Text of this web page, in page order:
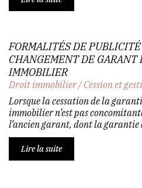
FORMALITÉS DE
CHANGEMENT DE GARANT
IMMOBILIER
Droit immobilier/Cession et
Lorsque la cessation de la
immobilier n’est pas
l’ancien garant, dont la garantie
Lire la suite